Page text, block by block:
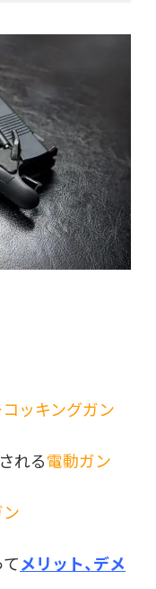
ッキングガン
れる電動ガン
メリット、デメ